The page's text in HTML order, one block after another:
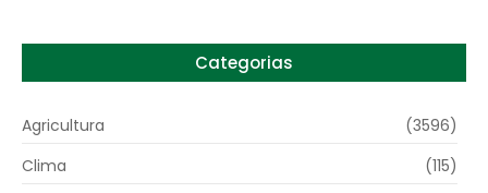
Categorias
Agricultura
(3596)
Clima
(115)